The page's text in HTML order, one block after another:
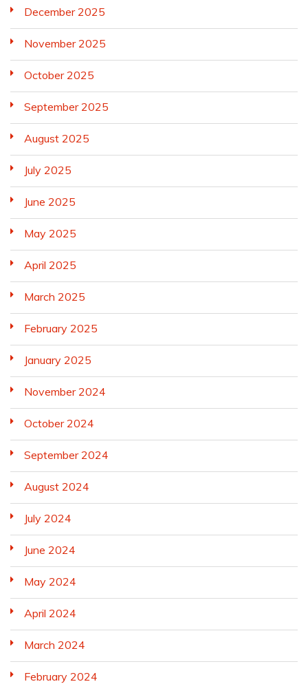
December 2025
November 2025
October 2025
September 2025
August 2025
July 2025
June 2025
May 2025
April 2025
March 2025
February 2025
January 2025
November 2024
October 2024
September 2024
August 2024
July 2024
June 2024
May 2024
April 2024
March 2024
February 2024